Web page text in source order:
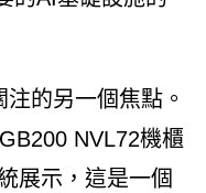
的另一個焦點。
NVL72機櫃
展示，這是一個